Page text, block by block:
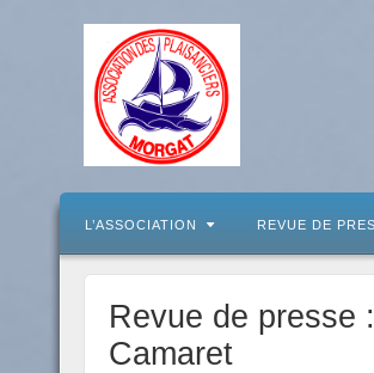
L’ASSOCIATION REVUE DE
Revue de presse
Camaret